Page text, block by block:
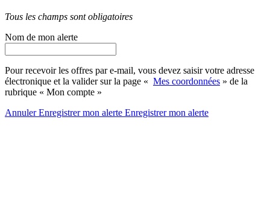
Tous les champs sont obligatoires
Nom de mon alerte
Pour recevoir les offres par e-mail, vous devez saisir votre adresse
électronique et la valider sur la page « Mes coordonnées » de la
rubrique « Mon compte »
AnnulerEnregistrer mon alerte Enregistrermon alerte